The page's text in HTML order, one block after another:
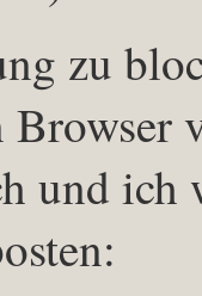
zu
und ich